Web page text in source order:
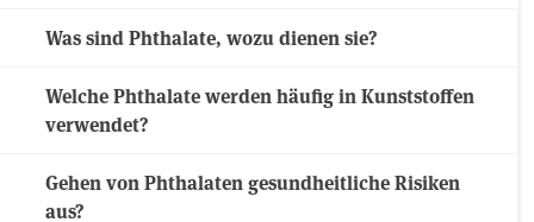
Was sind Phthalate, wozu dienen sie?
Welche Phthalate werden häufig in Kunststoffen
verwendet?
Gehen von Phthalaten gesundheitliche Risiken
aus?